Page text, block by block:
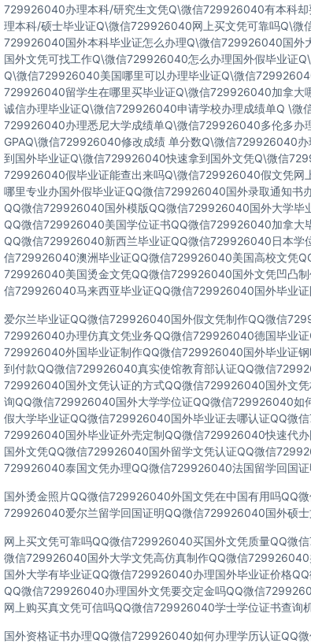
729926040办理本科/研究生文凭Q\微信729926040有本科
理本科/硕士毕业证Q\微信729926040网上买文凭可靠吗Q\
729926040国外本科毕业证怎么办理Q\微信729926040国外
国外文凭可找工作Q\微信729926040怎么办理国外假毕业证
Q\微信729926040美国哪里可以办理毕业证Q\微信
729926040留学生在哪里买毕业证Q\微信729926040加拿大
诚信办理毕业证Q\微信729926040申请学校办理成绩单Q \微
729926040办理悉尼大学成绩单Q\微信729926040多伦多办
GPAQ\微信729926040修改成绩 单分数Q\微信729926040
到国外毕业证Q\微信729926040快速拿到国外文凭Q\微信
729926040假毕业证能查出来吗Q\微信729926040假文凭网
哪里专业办国外假毕业证QQ微信729926040国外录取通知书
QQ微信729926040国外模版QQ微信729926040国外大学毕
QQ微信729926040美国学位证书QQ微信729926040加拿大
QQ微信729926040新西兰毕业证QQ微信729926040日本学
信729926040澳洲毕业证QQ微信729926040美国高校文凭
729926040美国烫金文凭QQ微信729926040国外文凭凹凸
信729926040马来西亚毕业证QQ微信729926040国外毕业
爱尔兰毕业证QQ微信729926040国外假文凭制作QQ微信
729926040办理仿真文凭业务QQ微信729926040德国毕业
729926040外国毕业证制作QQ微信729926040国外毕业证
到付款QQ微信729926040真实使馆教育部认证QQ微信
729926040国外文凭认证的方式QQ微信729926040国外文
询QQ微信729926040国外大学学位证QQ微信729926040如
假大学毕业证QQ微信729926040国外毕业证去哪认证QQ微
729926040国外毕业证外壳定制QQ微信729926040快速代
国外文凭QQ微信729926040国外留学文凭认证QQ微信
729926040泰国文凭办理QQ微信729926040法国留学回国
国外烫金照片QQ微信729926040外国文凭在中国有用吗QQ
729926040爱尔兰留学回国证明QQ微信729926040国外硕
网上买文凭可靠吗QQ微信729926040买国外文凭质量QQ微
微信729926040国外大学文凭高仿真制作QQ微信
国外大学有毕业证QQ微信729926040办理国外毕业证价格
QQ微信729926040办理国外文凭要交定金吗QQ微信
网上购买真文凭可信吗QQ微信729926040学士学位证书查询
国外资格证书办理QQ微信729926040如何办理学历认证QQ